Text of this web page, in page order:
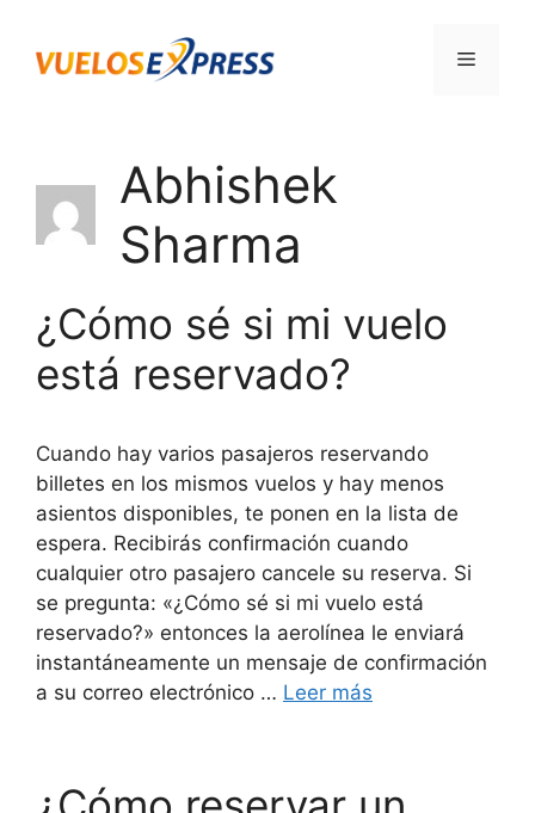
contenido
Menú
Abhishek
Sharma
¿Cómo sé si mi vuelo
está reservado?
Cuando hay varios pasajeros reservando
billetes en los mismos vuelos y hay menos
asientos disponibles, te ponen en la lista de
espera. Recibirás confirmación cuando
cualquier otro pasajero cancele su reserva. Si
se pregunta: «¿Cómo sé si mi vuelo está
reservado?» entonces la aerolínea le enviará
instantáneamente un mensaje de confirmación
a su correo electrónico … Leer más